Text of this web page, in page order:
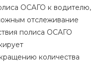
ОСАГО к водителю,
отслеживание
полиса ОСАГО
количества